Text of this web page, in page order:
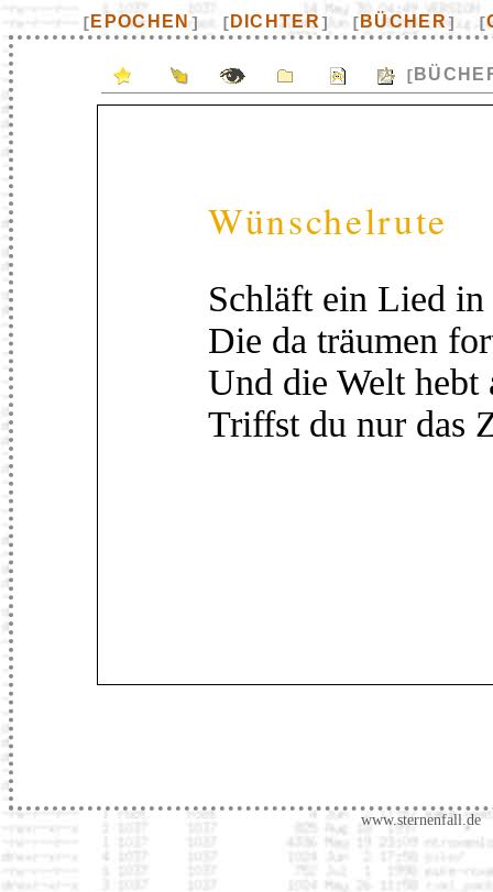
[ EPOCHEN ] [ DICHTER] [ BÜCHER] [
[
Wünschelrute
Schläft ein Lied
Die da träumen
Und die Welt hebt
Triffst du nur das
www.sternenfall.de